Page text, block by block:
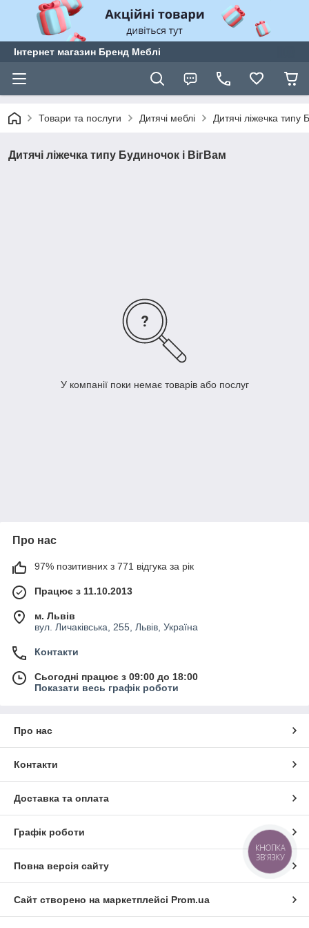
Інтернет магазин Бренд Меблі
Товари та послуги Дитячі меблі Дитячі ліжечка типу
Дитячі ліжечка типу Будиночок і ВігВам
У компанії поки немає товарів або послуг
Про нас
97% позитивних з 771 відгука за рік
Працює з 11.10.2013
м. Львів
вул. Личаківська, 255, Львів, Україна
Контакти
Сьогодні працює з 09:00 до 18:00
Показати весь графік роботи
Про нас
Контакти
Доставка та оплата
Графік роботи
Повна версія сайту
Сайт створено на маркетплейсі Prom.ua
КНОПКА
ЗВ'ЯЗКУ